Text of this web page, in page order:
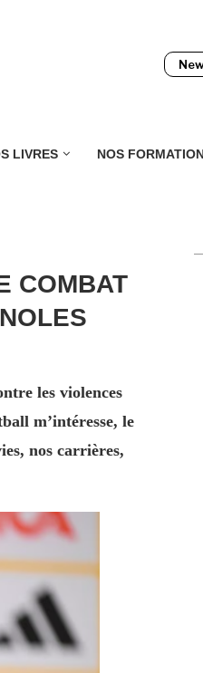
LIVRES NOS
COMBAT
les violences
m’intéresse, le
nos carrières,